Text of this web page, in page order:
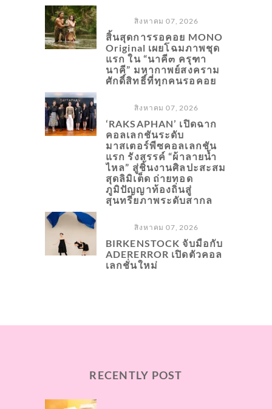
สิงหาคม 07, 2026
สิ้นสุดการรอคอย MONO
Original เผยโฉมภาพชุด
แรก ใน “นาคี๓ ครุฑา
นาคี” มหากาพย์สงคราม
ศักดิ์สิทธิ์ที่ทุกคนรอคอย
สิงหาคม 07, 2026
‘RAKSAPHAN’ เปิดฉาก
คอลเลกชันระดับ
มาสเตอร์พีซคอลเลกชัน
แรก รังสรรค์ “ผ้าลายน้ำ
ไหล” สู่ชิ้นงานศิลปะสะสม
สุดลิมิเต็ด ถ่ายทอด
ภูมิปัญญาท้องถิ่นสู่
สุนทรียภาพระดับสากล
สิงหาคม 07, 2026
BIRKENSTOCK จับมือกับ
ADERERROR เปิดตัวคอล
เลกชั่นใหม่
RECENTLY POST